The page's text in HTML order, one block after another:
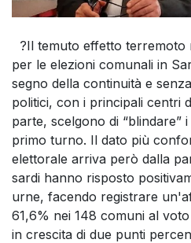
?Il temuto effetto terremoto
per le elezioni comunali in
segno della continuità e
politici, con i principali centri
parte, scelgono di “blindare”
primo turno. Il dato più
elettorale arriva però dalla
sardi hanno risposto
urne, facendo registrare
61,6% nei 148 comuni al
in crescita di due punti